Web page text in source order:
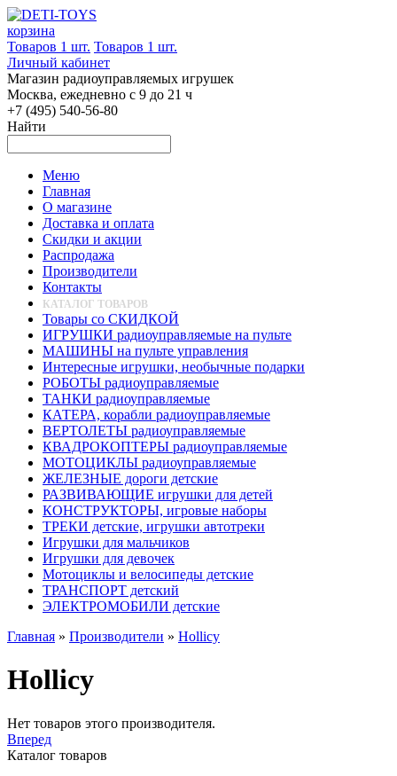
корзина
Товаров 1 шт. Товаров 1 шт.
Личный кабинет
Магазин радиоуправляемых игрушек
Москва, ежедневно с 9 до 21 ч
+7 (495) 540-56-80
Найти
Меню
Главная
О магазине
Доставка и оплата
Скидки и акции
Распродажа
Производители
Контакты
КАТАЛОГ ТОВАРОВ
Товары со СКИДКОЙ
ИГРУШКИ радиоуправляемые на пульте
МАШИНЫ на пульте управления
Интересные игрушки, необычные подарки
РОБОТЫ радиоуправляемые
ТАНКИ радиоуправляемые
КАТЕРА, корабли радиоуправляемые
ВЕРТОЛЕТЫ радиоуправляемые
КВАДРОКОПТЕРЫ радиоуправляемые
МОТОЦИКЛЫ радиоуправляемые
ЖЕЛЕЗНЫЕ дороги детские
РАЗВИВАЮЩИЕ игрушки для детей
КОНСТРУКТОРЫ, игровые наборы
ТРЕКИ детские, игрушки автотреки
Игрушки для мальчиков
Игрушки для девочек
Мотоциклы и велосипеды детские
ТРАНСПОРТ детский
ЭЛЕКТРОМОБИЛИ детские
Главная » Производители » Hollicy
Hollicy
Нет товаров этого производителя.
Вперед
Каталог товаров